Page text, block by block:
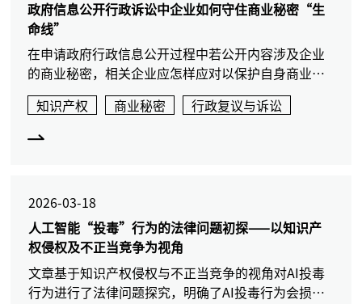
政府信息公开行政诉讼中企业如何守住商业秘密“生
命线”
在申请政府行政信息公开过程中若公开内容涉及企业
的商业秘密，相关企业应怎样应对以保护自身商业秘
密不被公开，本文将结合行政诉讼审理实践提供一定
参考。
知识产权 商业秘密 行政复议与诉讼
2026-03-18
人工智能“投毒”行为的法律问题初探——以知识产
权侵权及不正当竞争为视角
文章基于知识产权侵权与不正当竞争的视角对AI投毒
行为进行了法律问题探究，明确了AI投毒行为会损害